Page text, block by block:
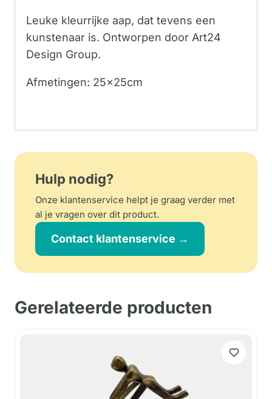
Leuke kleurrijke aap, dat tevens een
kunstenaar is. Ontworpen door Art24
Design Group.
Afmetingen: 25x25cm
Hulp nodig?
Onze klantenservice helpt je graag verder met
al je vragen over dit product.
Contact klantenservice →
Gerelateerde producten